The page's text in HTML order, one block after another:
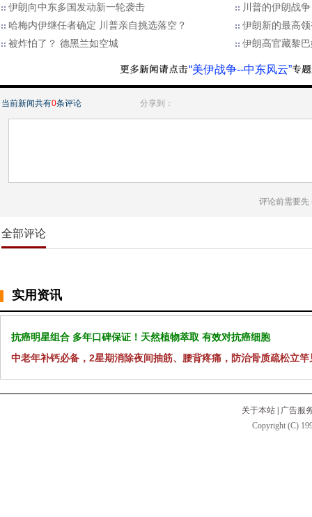
伊朗向中东多国发动新一轮袭击
川普的伊朗战
哈梅内伊继任者确定 川普亲自挑选落空？
伊朗新的最高
被炸怕了？ 德黑兰如空城
伊朗高官藏黎
“美伊战争--中东风云”
当前新闻共有0条评论 分享到：
评论前需要先
全部评论
实用资讯
抗癌明星组合 多年口碑保证！天然植物萃取 有效对抗癌细胞
中老年补钙必备，2星期消除夜间抽筋、腰背疼痛，防治骨质疏松立竿
关于本站
广告服
Copyright (C)